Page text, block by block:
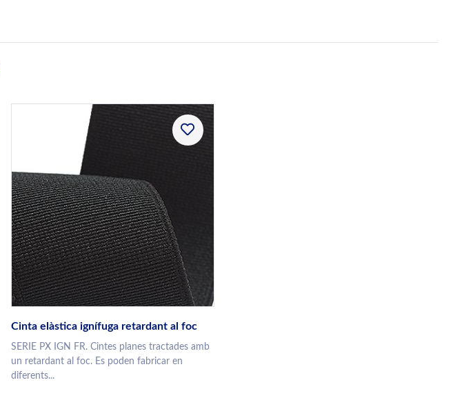
Cinta elàstica ignífuga retardant al foc
SERIE PX IGN FR. Cintes planes tractades amb
un retardant al foc. Es poden fabricar en
diferents...